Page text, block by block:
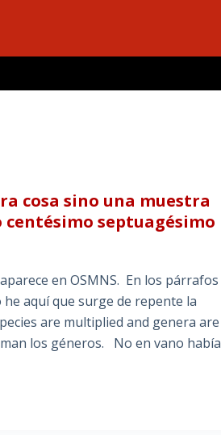
cosa sino una muestra
septuagésimo
en OSMNS. En los párrafos
aquí que surge de repente la
are multiplied and genera are
los géneros. No en vano había